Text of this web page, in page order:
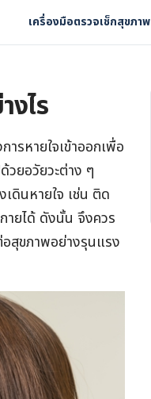
เครื่องมือตรวจเช็กสุขภาพ
งไร
ารหายใจเข้าออกเพื่อ
วยอวัยวะต่าง ๆ
ดินหายใจ เช่น ติด
ายได้ ดังนั้น จึงควร
อสุขภาพอย่างรุนแรง